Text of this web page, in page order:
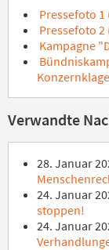
Pressefoto
Pressefoto
Kampagne
Verwandte
28. Januar
24. Januar
stoppen!
24. Januar